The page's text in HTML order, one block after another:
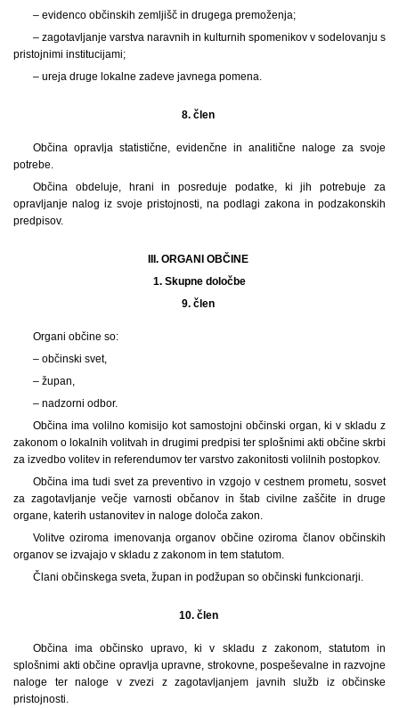
– evidenco občinskih zemljišč in drugega premoženja;
– zagotavljanje varstva naravnih in kulturnih spomenikov v sodelovanju s
pristojnimi institucijami;
– ureja druge lokalne zadeve javnega pomena.
8. člen
Občina opravlja statistične, evidenčne in analitične naloge za svoje
potrebe.
Občina obdeluje, hrani in posreduje podatke, ki jih potrebuje za
opravljanje nalog iz svoje pristojnosti, na podlagi zakona in podzakonskih
predpisov.
III. ORGANI OBČINE
1. Skupne določbe
9. člen
Organi občine so:
– občinski svet,
– župan,
– nadzorni odbor.
Občina ima volilno komisijo kot samostojni občinski organ, ki v skladu z
zakonom o lokalnih volitvah in drugimi predpisi ter splošnimi akti občine skrbi
za izvedbo volitev in referendumov ter varstvo zakonitosti volilnih postopkov.
Občina ima tudi svet za preventivo in vzgojo v cestnem prometu, sosvet
za zagotavljanje večje varnosti občanov in štab civilne zaščite in druge
organe, katerih ustanovitev in naloge določa zakon.
Volitve oziroma imenovanja organov občine oziroma članov občinskih
organov se izvajajo v skladu z zakonom in tem statutom.
Člani občinskega sveta, župan in podžupan so občinski funkcionarji.
10. člen
Občina ima občinsko upravo, ki v skladu z zakonom, statutom in
splošnimi akti občine opravlja upravne, strokovne, pospeševalne in razvojne
naloge ter naloge v zvezi z zagotavljanjem javnih služb iz občinske
pristojnosti.